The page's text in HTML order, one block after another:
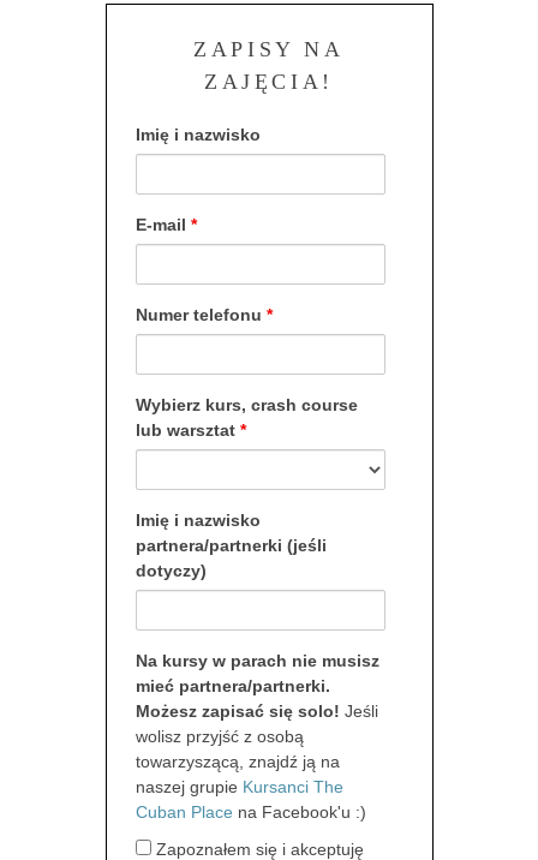
ZAPISY NA
ZAJĘCIA!
Imię i nazwisko
E-mail *
Numer telefonu *
Wybierz kurs, crash course
lub warsztat *
Imię i nazwisko
partnera/partnerki (jeśli
dotyczy)
Na kursy w parach nie musisz
mieć partnera/partnerki.
Możesz zapisać się solo! Jeśli
wolisz przyjść z osobą
towarzyszącą, znajdź ją na
naszej grupie Kursanci The
Cuban Place na Facebook'u :)
Akceptacja
Zapoznałem się i akceptuję